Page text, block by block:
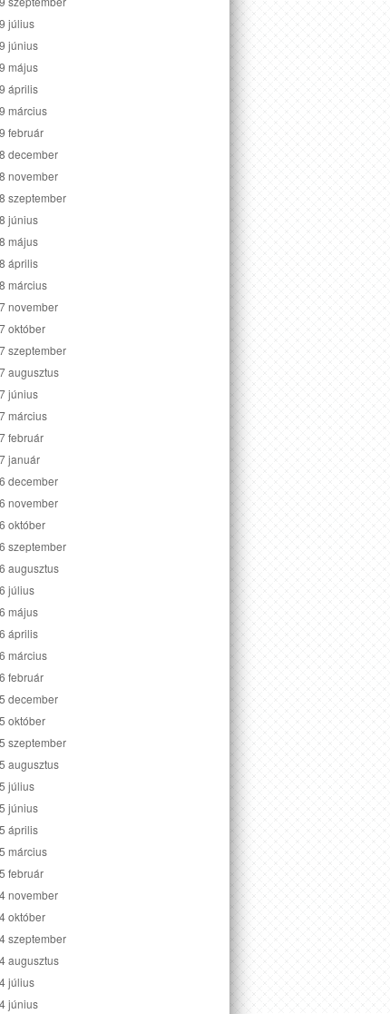
július
június
május
április
március
február
december
november
szeptember
június
május
április
március
november
október
szeptember
augusztus
június
március
február
január
december
november
október
szeptember
augusztus
július
május
április
március
február
december
október
szeptember
augusztus
július
június
április
március
február
november
október
szeptember
augusztus
július
június